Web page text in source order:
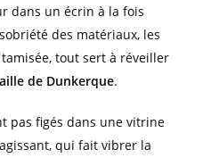
dans un écrin à la fois
des matériaux, les
tout sert à réveiller
de Dunkerque.
pas figés dans une vitrine
qui fait vibrer la